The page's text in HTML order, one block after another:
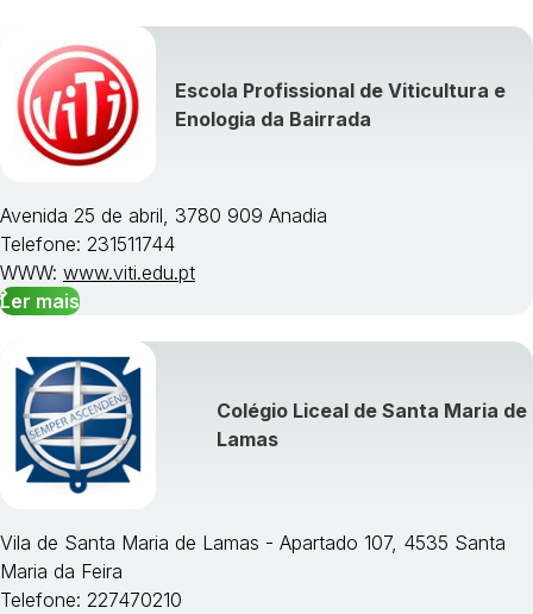
Escola Profissional de Viticultura e
Enologia da Bairrada
Avenida 25 de abril, 3780 909 Anadia
Telefone: 231511744
WWW: www.viti.edu.pt
Ler mais
Colégio Liceal de Santa Maria de
Lamas
Vila de Santa Maria de Lamas - Apartado 107, 4535 Santa
Maria da Feira
Telefone: 227470210